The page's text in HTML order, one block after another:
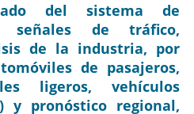
del sistema de
señales de tráfico,
de la industria, por
de pasajeros,
ligeros, vehículos
y pronóstico regional,